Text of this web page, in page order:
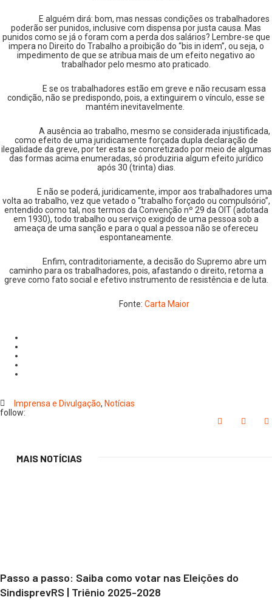
E alguém dirá: bom, mas nessas condições os trabalhadores
poderão ser punidos, inclusive com dispensa por justa causa. Mas
punidos como se já o foram com a perda dos salários? Lembre-se que
impera no Direito do Trabalho a proibição do “bis in idem”, ou seja, o
impedimento de que se atribua mais de um efeito negativo ao
trabalhador pelo mesmo ato praticado.
E se os trabalhadores estão em greve e não recusam essa
condição, não se predispondo, pois, a extinguirem o vínculo, esse se
mantém inevitavelmente.
A ausência ao trabalho, mesmo se considerada injustificada,
como efeito de uma juridicamente forçada dupla declaração de
ilegalidade da greve, por ter esta se concretizado por meio de algumas
das formas acima enumeradas, só produziria algum efeito jurídico
após 30 (trinta) dias.
E não se poderá, juridicamente, impor aos trabalhadores uma
volta ao trabalho, vez que vetado o “trabalho forçado ou compulsório”,
entendido como tal, nos termos da Convenção nº 29 da OIT (adotada
em 1930), todo trabalho ou serviço exigido de uma pessoa sob a
ameaça de uma sanção e para o qual a pessoa não se ofereceu
espontaneamente.
Enfim, contraditoriamente, a decisão do Supremo abre um
caminho para os trabalhadores, pois, afastando o direito, retoma a
greve como fato social e efetivo instrumento de resistência e de luta.
Fonte: Carta Maior
Imprensa e Divulgação, Notícias
follow:
MAIS NOTÍCIAS
Passo a passo: Saiba como votar nas Eleições do
SindisprevRS | Triênio 2025-2028